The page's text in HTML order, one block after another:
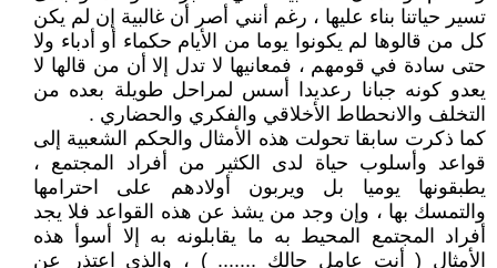
تسير حياتنا بناء عليها ، رغم أنني أصر أن غالبية إن لم يكن
كل من قالوها لم يكونوا يوما من الأيام حكماء أو أدباء ولا
حتى سادة في قومهم ، فمعانيها لا تدل إلا أن من قالها لا
يعدو كونه جبانا رعديدا أسس لمراحل طويلة بعده من
التخلف والانحطاط الأخلاقي والفكري والحضاري .
كما ذكرت سابقا تحولت هذه الأمثال والحكم الشعبية إلى
قواعد وأسلوب حياة لدى الكثير من أفراد المجتمع ،
يطبقونها يوميا بل ويربون أولادهم على احترامها
والتمسك بها ، وإن وجد من يشذ عن هذه القواعد فلا يجد
أفراد المجتمع المحيط به ما يقابلونه به إلا أسوأ هذه
الأمثال ( أنت عامل حالك ....... ) ، والذي اعتذر عن